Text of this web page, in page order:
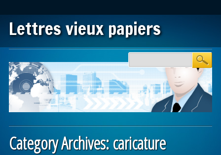
Lettres vieux papiers
Main menu
Category Archives:caricature